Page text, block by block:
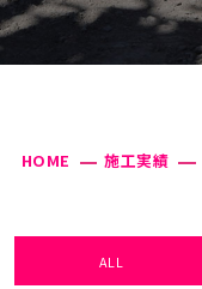
HOME 施工実績
ALL